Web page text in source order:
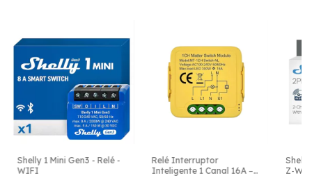
Shelly 1 Mini Gen3 - Relé -
WIFI
Relé Interruptor
Inteligente 1 Canal 16A –
Shelly
Z-